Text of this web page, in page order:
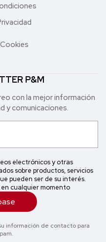
P&M
con la mejor in formación
y comunicaciones.
electrónicos y otras
sobre productos, servicios
pueden ser de su interés.
cualquier momento
información de contacto para